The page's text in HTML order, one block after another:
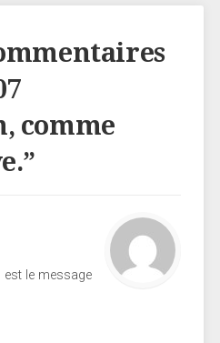
comme
”
est le message